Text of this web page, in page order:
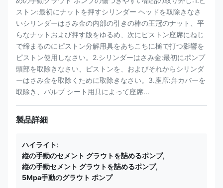
ストン:最初にナットを押すシリンダー ヘッドを取除きなさ
いシリンダーはさみ金の内部の引きの棒の王冠のナット、平
らなナットおよび押す版をゆるめ、次にピストン座席にねじ
で締まるのにピストン分解用具をあちこちに槌で打つ影響を
ピストン使用しなさい。2.シリンダーはさみ金:最初にポンプ
頭部を取除きなさい、ピストンを、およびそれからシリンダ
ーはさみ金を取除くために取除きなさい。3.座席:弁カバーを
取除き、バルブ シート用具によって座席...
製品詳細
ハイライト:
縦の手動のセメント グラウトを詰めるポンプ,
縦の手動セメント グラウトを詰めるポンプ,
5Mpa手動のグラウト ポンプ